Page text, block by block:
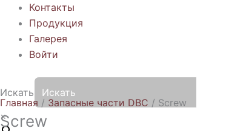
Контакты
Продукция
Галерея
Войти
Искать
×
Главная / Запасные части DBC / Screw
Screw